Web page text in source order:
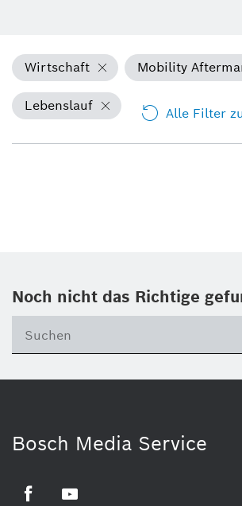
Wirtschaft Mobility
Lebenslauf Alle Filter
Noch nicht das Richtige
Bosch Media Service